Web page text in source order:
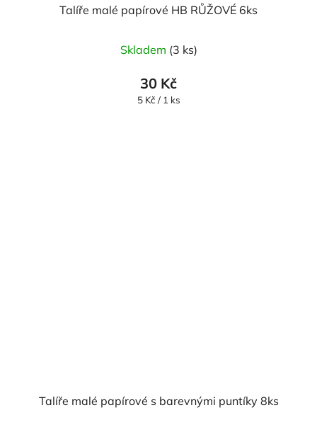
Talíře malé papírové HB RŮŽOVÉ 6ks
Skladem (3 ks)
30 Kč
Měrná
5 Kč / 1 ks
Talíře malé papírové s barevnými puntíky 8ks